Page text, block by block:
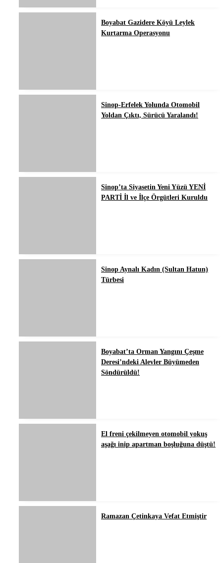
Boyabat Gazidere Köyü Leylek
Kurtarma Operasyonu
Sinop-Erfelek Yolunda Otomobil
Yoldan Çıktı, Sürücü Yaralandı!
Sinop’ta Siyasetin Yeni Yüzü YENİ
PARTİ İl ve İlçe Örgütleri Kuruldu
Sinop Aynalı Kadın (Sultan Hatun)
Türbesi
Boyabat’ta Orman Yangını Çeşme
Deresi’ndeki Alevler Büyümeden
Söndürüldü!
El freni çekilmeyen otomobil yokuş
aşağı inip apartman boşluğuna düştü!
Ramazan Çetinkaya Vefat Etmiştir